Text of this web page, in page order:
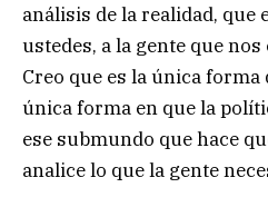
análisis de la realidad, que
ustedes, a la gente que
Creo que es la única forma
única forma en que la
ese submundo que hace
analice lo que la gente